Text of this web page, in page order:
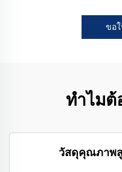
ขอ
ทำไมต้
วัสดุคุณภาพ